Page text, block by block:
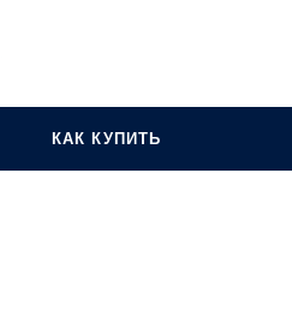
КАК КУПИТЬ